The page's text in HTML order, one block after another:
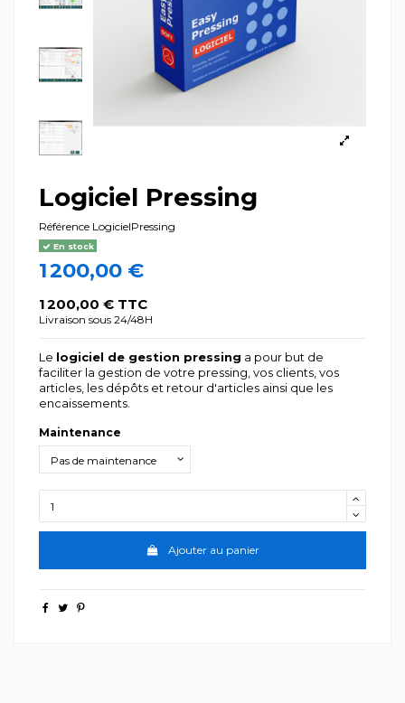
Logiciel Pressing
Référence LogicielPressing
En stock
1 200,00 €
1 200,00 € TTC
Livraison sous 24/48H
Le logiciel de gestion pressing a pour but de
faciliter la gestion de votre pressing, vos clients, vos
articles, les dépôts et retour d'articles ainsi que les
encaissements.
Maintenance
Ajouter au panier